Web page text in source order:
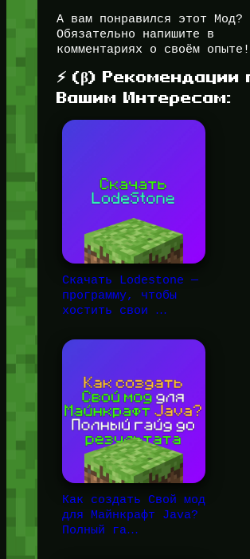
А вам понравился этот Мод?
Обязательно напишите в
комментариях о своём
⚡ (β) Рекомендации
Вашим Интересам:
Скачать Lodestone —
программу, чтобы
хостить свои …
Как создать Свой мод
для Майнкрафт Java?
Полный га…